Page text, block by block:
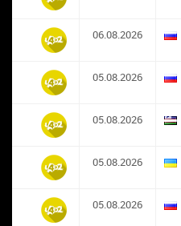
06.08.2026
05.08.2026
05.08.2026
05.08.2026
05.08.2026